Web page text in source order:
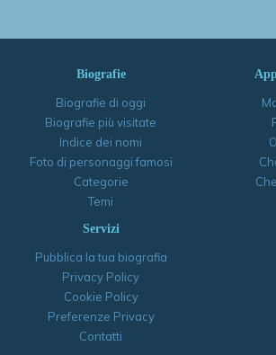
Biografie
Biografie di oggi
Biografie più visitate
Indice dei nomi
Foto di personaggi famosi
Categorie
Temi
Servizi
Pubblica la tua biografia
Privacy Policy
Cookie Policy
Preferenze Privacy
Contatti